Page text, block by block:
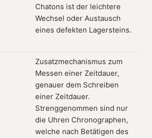
Chatons ist der leichtere
Wechsel oder Austausch
eines defekten Lagersteins.
Zusatzmechanismus zum
Messen einer Zeitdauer,
genauer dem Schreiben
einer Zeitdauer.
Strenggenommen sind nur
die Uhren Chronographen,
welche nach Betätigen des